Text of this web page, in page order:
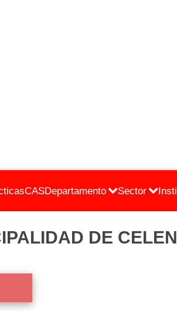
CASDepartamento Sector
DE